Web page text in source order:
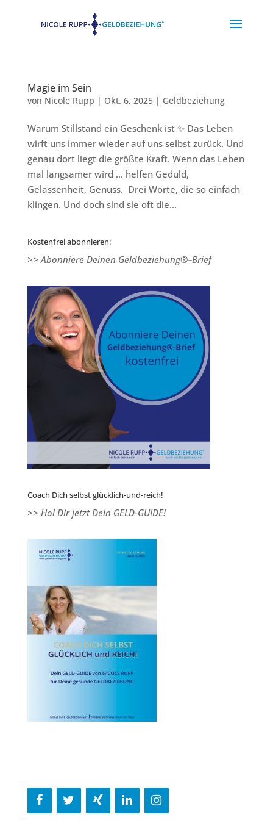
Magie im Sein
von Nicole Rupp | Okt. 6, 2025| Geldbeziehung
Warum Stillstand ein Geschenk ist ✨ Das Leben
wirft uns immer wieder auf uns selbst zurück. Und
genau dort liegt die größte Kraft. Wenn das Leben
mal langsamer wird … helfen Geduld,
Gelassenheit, Genuss. Drei Worte, die so einfach
klingen. Und doch sind sie oft die...
Kostenfrei abonnieren:
>> Abonniere Deinen Geldbeziehung®–Brief
Coach Dich selbst glücklich-und-reich!
>> Hol Dir jetzt Dein GELD-GUIDE!